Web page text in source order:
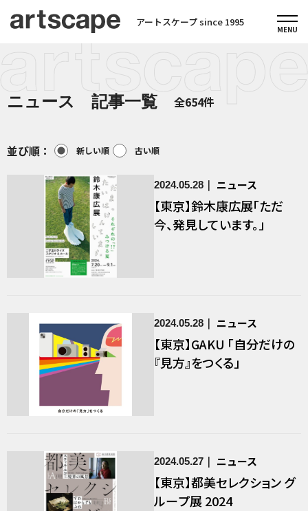
アートスケープ since 1995
ニュース 記事一覧 全654件
並び順： 新しい順 古い順
2024.05.28 ニュース
【東京】鈴木康広展「ただ
今、発見しています。」
2024.05.28 ニュース
【東京】GAKU 「自分だけの
『見方』をつくる」
2024.05.27 ニュース
【東京】都美セレクション グ
ループ展 2024